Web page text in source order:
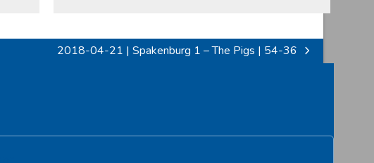
next
2018-04-21 | Spakenburg 1 – The Pigs | 54-36